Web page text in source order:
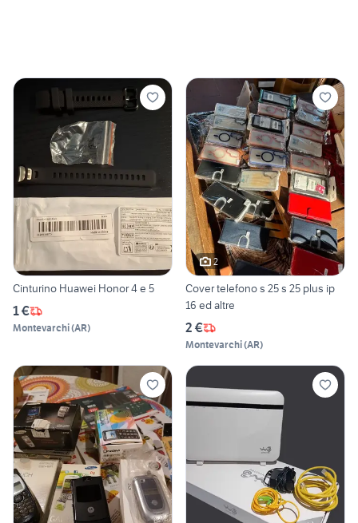
Cinturino Huawei Honor 4 e 5
1 €
Montevarchi(AR)
2
Cover telefono s 25 s 25 plus ip
16 ed altre
2 €
Montevarchi(AR)